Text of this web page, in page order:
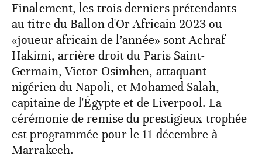
Finalement, les trois derniers prétendants
au titre du Ballon d'Or Africain 2023 ou
«joueur africain de l’année» sont Achraf
Hakimi, arrière droit du Paris Saint-
Germain, Victor Osimhen, attaquant
nigérien du Napoli, et Mohamed Salah,
capitaine de l'Égypte et de Liverpool. La
cérémonie de remise du prestigieux trophée
est programmée pour le 11 décembre à
Marrakech.